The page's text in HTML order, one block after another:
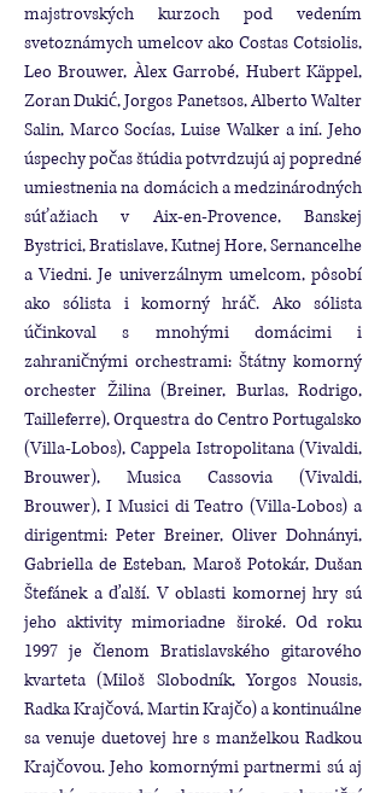
majstrovských kurzoch pod vedením
svetoznámych umelcov ako Costas Cotsiolis,
Leo Brouwer, Àlex Garrobé, Hubert Käppel,
Zoran Dukić, Jorgos Panetsos, Alberto Walter
Salin, Marco Socías, Luise Walker a iní. Jeho
úspechy počas štúdia potvrdzujú aj popredné
umiestnenia na domácich a medzinárodných
súťažiach v Aix-en-Provence, Banskej
Bystrici, Bratislave, Kutnej Hore, Sernancelhe
a Viedni. Je univerzálnym umelcom, pôsobí
ako sólista i komorný hráč. Ako sólista
účinkoval s mnohými domácimi i
zahraničnými orchestrami: Štátny komorný
orchester Žilina (Breiner, Burlas, Rodrigo,
Tailleferre), Orquestra do Centro Portugalsko
(Villa-Lobos), Cappela Istropolitana (Vivaldi,
Brouwer), Musica Cassovia (Vivaldi,
Brouwer), I Musici di Teatro (Villa-Lobos) a
dirigentmi: Peter Breiner, Oliver Dohnányi,
Gabriella de Esteban, Maroš Potokár, Dušan
Štefánek a ďalší. V oblasti komornej hry sú
jeho aktivity mimoriadne široké. Od roku
1997 je členom Bratislavského gitarového
kvarteta (Miloš Slobodník, Yorgos Nousis,
Radka Krajčová, Martin Krajčo) a kontinuálne
sa venuje duetovej hre s manželkou Radkou
Krajčovou. Jeho komornými partnermi sú aj